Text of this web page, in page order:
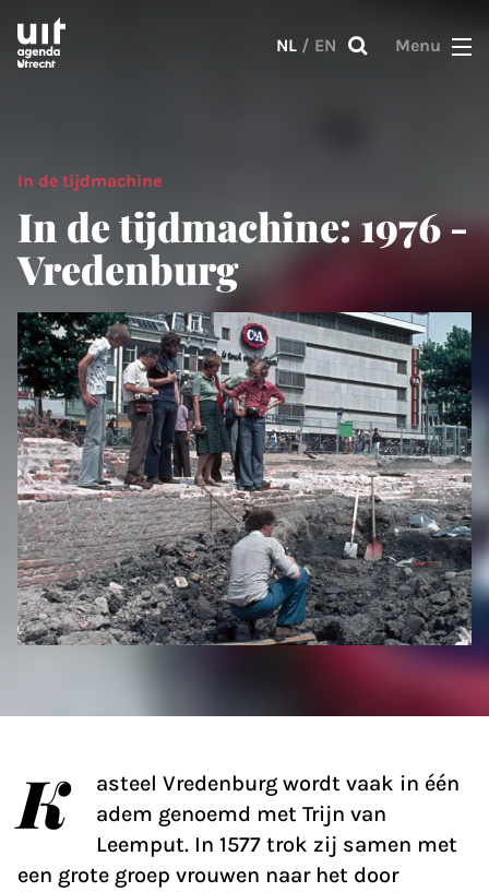
Skip to main content
NL / EN Menu
In de tijdmachine
In de tijdmachine: 1976 -
Vredenburg
K
asteel Vredenburg wordt vaak in één
adem genoemd met Trijn van
Leemput. In 1577 trok zij samen met
een grote groep vrouwen naar het door